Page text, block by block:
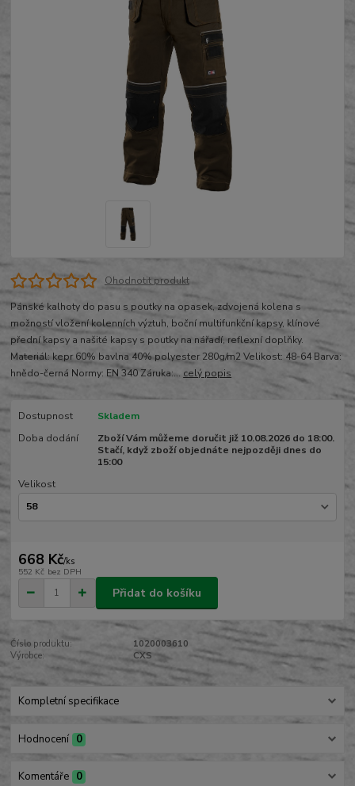
Ohodnotit produkt
Pánské kalhoty do pasu s poutky na opasek, zdvojená kolena s
možností vložení kolenních výztuh, boční multifunkční kapsy, klínové
přední kapsy a našité kapsy s poutky na nářadí, reflexní doplňky.
Materiál: kepr 60% bavlna 40% polyester 280g/m2 Velikost: 48-64 Barva:
hnědo-černá Normy: EN 340 Záruka:... celý popis
Dostupnost
Skladem
Doba dodání
Zboží Vám můžeme doručit již 10.08.2026 do 18:00.
Stačí, když zboží objednáte nejpozději dnes do
15:00
Velikost
668 Kč/ks
552 Kč bez DPH
Přidat do košíku
Číslo produktu:
1020003610
Výrobce:
CXS
Kompletní specifikace
Hodnocení 0
Komentáře 0